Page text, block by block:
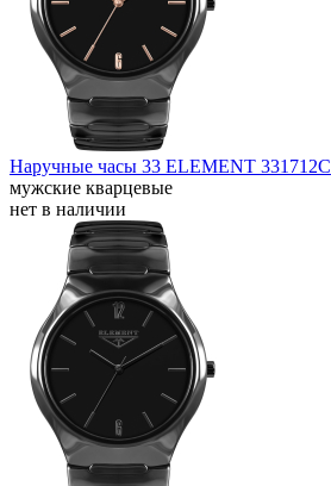
Наручные часы 33 ELEMENT 331712C
мужские кварцевые
нет в наличии